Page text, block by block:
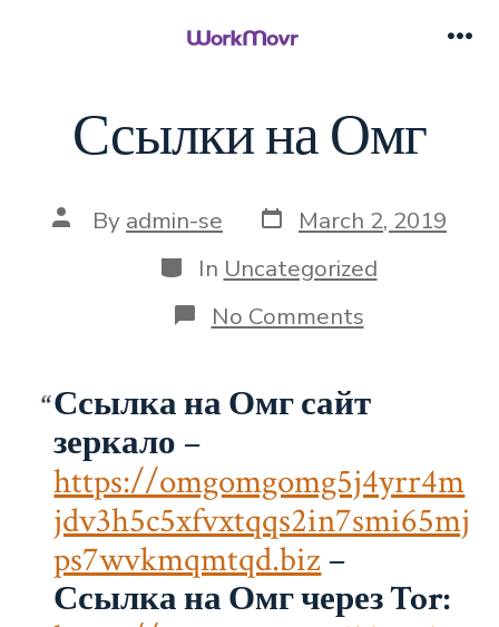
Ссылки на Омг
Post
author
By admin-se Post
date
March 2, 2019
Categories
In Uncategorized
No Commentson
Ссылки
Ссылка на Омг сайт
зеркало –
https://omgomgomg5j4yrr4m
jdv3h5c5xfvxtqqs2in7smi65mj
ps7wvkmqmtqd.biz–
Ссылка на Омг через Tor: